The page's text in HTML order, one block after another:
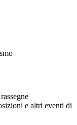
e altri eventi di